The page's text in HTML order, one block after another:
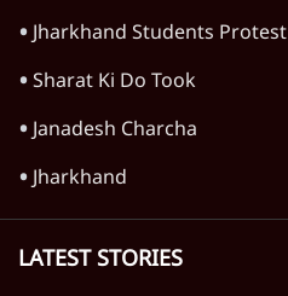
Jharkhand Students Protest
Sharat Ki Do Took
Janadesh Charcha
Jharkhand
LATEST STORIES